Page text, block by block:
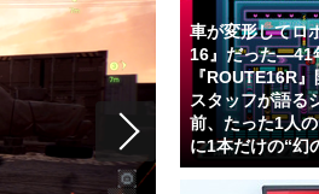
車が変形してロ
16』だった―41
『ROUTE16R
スタッフが語る
前、たった1人
に1本だけの“幻